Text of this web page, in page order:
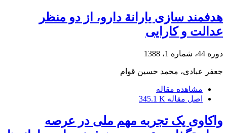
هدفمند سازی یارانة دارو، از دو منظر
عدالت و کارایی
دوره 44، شماره 1، 1388
جعفر عبادی، محمد حسین قوام
مشاهده مقاله
اصل مقاله 345.1 K
واکاوی یک تجربه‌ مهم ملی در عرصه‌